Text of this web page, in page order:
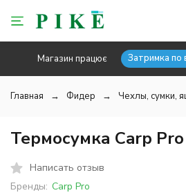
Магазин працює Затримка по
Главная Фидер Чехлы, сумки,
Термосумка Carp
Написать отзыв
Бренды: Carp Pro